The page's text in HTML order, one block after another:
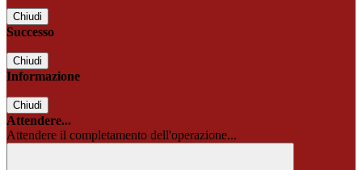
Chiudi
Successo
Chiudi
Informazione
Chiudi
Attendere...
Attendere il completamento dell'operazione...